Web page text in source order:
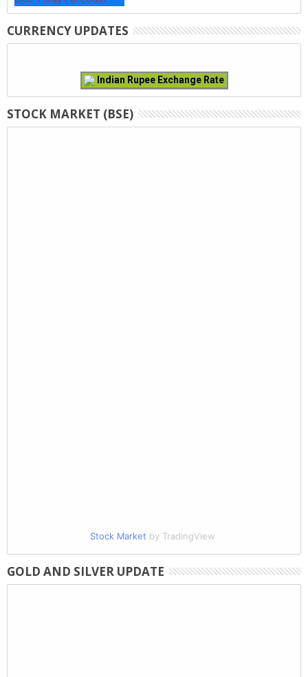
CURRENCY UPDATES
Indian Rupee Exchange Rate
STOCK MARKET (BSE)
Stock Market by TradingView
GOLD AND SILVER UPDATE